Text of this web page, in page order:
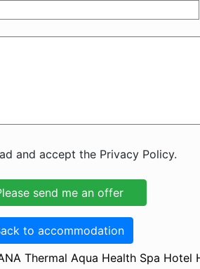
and accept the Privacy Policy.
to accommodation
Thermal Aqua Health Spa Hotel